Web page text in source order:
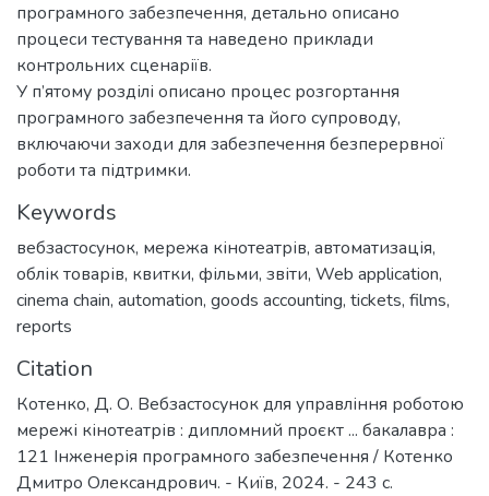
програмного забезпечення, детально описано
процеси тестування та наведено приклади
контрольних сценаріїв.
У п’ятому розділі описано процес розгортання
програмного забезпечення та його супроводу,
включаючи заходи для забезпечення безперервної
роботи та підтримки.
Keywords
вебзастосунок, мережа кінотеатрів, автоматизація,
облік товарів, квитки, фільми, звіти, Web application,
cinema chain, automation, goods accounting, tickets, films,
reports
Citation
Котенко, Д. О. Вебзастосунок для управління роботою
мережі кінотеатрів : дипломний проєкт ... бакалавра :
121 Інженерія програмного забезпечення / Котенко
Дмитро Олександрович. - Київ, 2024. - 243 с.